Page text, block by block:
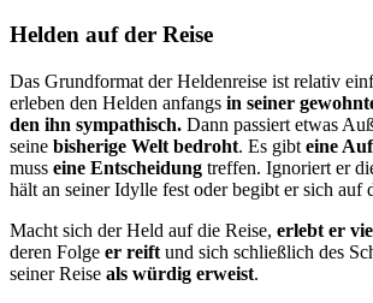
Helden auf der Reise
Das Grundformat der Heldenreise ist relativ
erleben den Helden anfangs in seiner
den ihn sympathisch. Dann passiert etwas
seine bisherige Welt bedroht. Es gibt eine
muss eine Entscheidung treffen. Ignoriert er
hält an sei­ner Idylle fest oder begibt er sich auf
Macht sich der Held auf die Reise, erlebt er
deren Folge er reift und sich schließlich des
seiner Rei­se als würdig erweist.